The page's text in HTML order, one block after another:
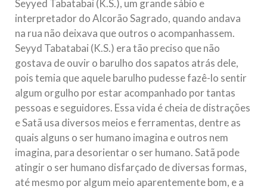
Seyyed Tabatabai (K.S.), um grande sábio e
interpretador do Alcorão Sagrado, quando andava
na rua não deixava que outros o acompanhassem.
Seyyd Tabatabai (K.S.) era tão preciso que não
gostava de ouvir o barulho dos sapatos atrás dele,
pois temia que aquele barulho pudesse fazê-lo sentir
algum orgulho por estar acompanhado por tantas
pessoas e seguidores. Essa vida é cheia de distrações
e Satã usa diversos meios e ferramentas, dentre as
quais alguns o ser humano imagina e outros nem
imagina, para desorientar o ser humano. Satã pode
atingir o ser humano disfarçado de diversas formas,
até mesmo por algum meio aparentemente bom, e a